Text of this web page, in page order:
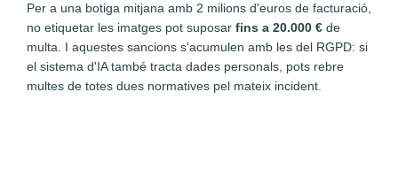
Per a una botiga mitjana amb 2 milions d'euros de facturació,
no etiquetar les imatges pot suposar fins a 20.000 € de
multa. I aquestes sancions s'acumulen amb les del RGPD: si
el sistema d'IA també tracta dades personals, pots rebre
multes de totes dues normatives pel mateix incident.